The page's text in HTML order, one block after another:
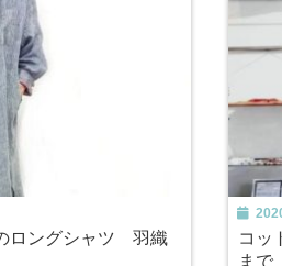
ロングシャツ 羽織
コッ
まで